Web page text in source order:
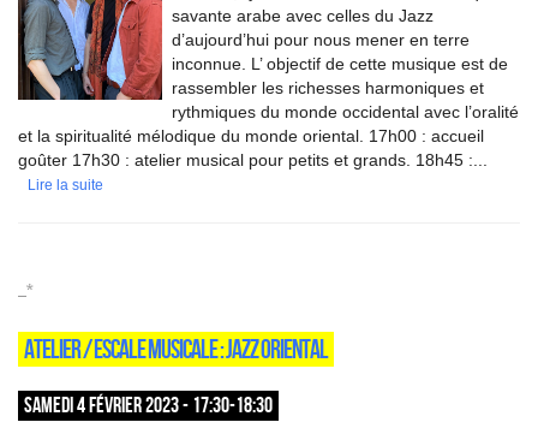
savante arabe avec celles du Jazz
d’aujourd’hui pour nous mener en terre
inconnue. L’ objectif de cette musique est de
rassembler les richesses harmoniques et
rythmiques du monde occidental avec l’oralité
et la spiritualité mélodique du monde oriental. 17h00 : accueil
goûter 17h30 : atelier musical pour petits et grands. 18h45 :...
Lire la suite
_*
ATELIER / ESCALE MUSICALE : JAZZ ORIENTAL
SAMEDI 4 FÉVRIER 2023 - 17:30-18:30